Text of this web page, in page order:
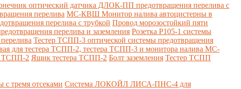
оптический датчика ДЛОК-ПП предотвращения перелива с
перелива МС-КВШ Монитор налива автоцистерны в
перелива с трубкой Провод морозостойкий пяти
перелива и заземления Розетка Р105-1 системы
Тестер ТСПП-3 оптической системы предотвращения
для тестера ТСПП-2, тестера ТСПП-3 и монитора налива МС-
ТСПП-2 Ящик тестера ТСПП-2 Болт заземления Тестер ТСПП
тремя отсеками Система ЛОКОЙЛ ЛИСА-ПНС-4 для